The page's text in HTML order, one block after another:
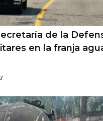
de la
en la franja